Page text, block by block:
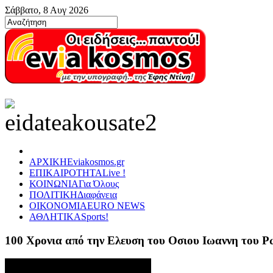
Σάββατο, 8 Αυγ 2026
ΑΡΧΙΚΗEviakosmos.gr
ΕΠΙΚΑΙΡΟΤΗΤΑLive !
ΚΟΙΝΩΝΙΑΓια Όλους
ΠΟΛΙΤΙΚΗΔιαφάνεια
ΟΙΚΟΝΟΜΙΑEURO NEWS
ΑΘΛΗΤΙΚΑSports!
100 Χρονια από την Ελευση του Οσιου Ιωαννη του